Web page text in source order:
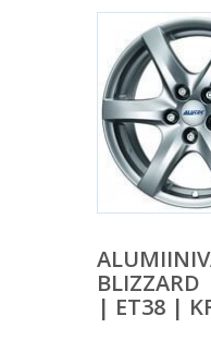
| ET38 |